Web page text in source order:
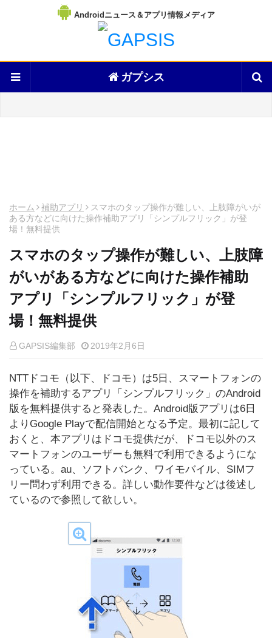
Androidニュース＆アプリ情報メディア
ガプシス
ホーム 補助アプリ
スマホのタップ操作が難しい、上肢障がいが
ある方などに向けた操作補助アプリ「シンプルフリック」が登
場！無料提供
スマホのタップ操作が難しい、上肢障
がいがある方などに向けた操作補助
アプリ「シンプルフリック」が登
場！無料提供
GAPSIS編集部 2019年2月6日
NTTドコモ（以下、ドコモ）は5日、スマートフォンの
操作を補助するアプリ「シンプルフリック」のAndroid
版を無料提供すると発表した。Android版アプリは6日
よりGoogle Playで配信開始となる予定。最初に記して
おくと、本アプリはドコモ提供だが、ドコモ以外のス
マートフォンのユーザーも無料で利用できるようにな
っている。au、ソフトバンク、ワイモバイル、SIMフ
リー問わず利用できる。詳しい動作要件などは後述し
ているので参照して欲しい。